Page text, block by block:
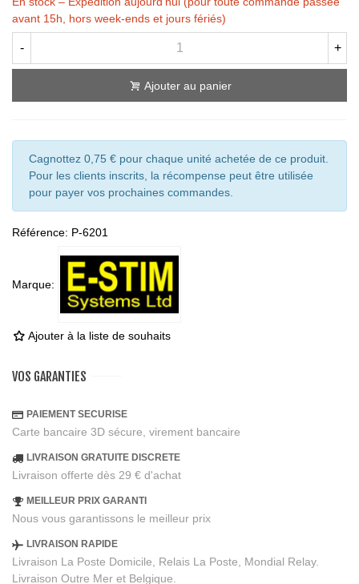
(1 avis)
avant 15h, hors week-ends et jours fériés)
- +
Ajouter au panier
Cagnottez 0,75 € pour chaque unité achetée de ce produit.
Pour les clients inscrits, la récompense peut être utilisée
pour payer vos prochaines commandes.
Référence: P-6201
Marque:
Ajouter à la liste de souhaits
VOS GARANTIES
PAIEMENT SECURISE
Carte bancaire 3D sécure, virement bancaire
LIVRAISON GRATUITE DISCRETE
Livraison offerte dès 29 € d'achat
MEILLEUR PRIX GARANTI
Nous vous garantissons le meilleur prix
LIVRAISON RAPIDE
Livraison La Poste Domicile, Relais La Poste, Mondial Relay.
Livraison Outre Mer et Belgique.